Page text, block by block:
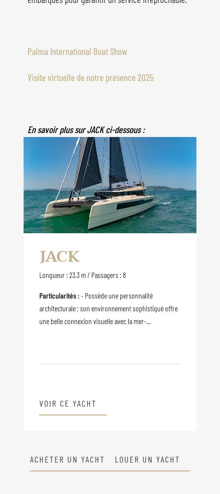
Palma International Boat Show
Visite virtuelle de notre présence 2025
En savoir plus sur JACK ci-dessous :
JACK
Longueur : 23.3 m / Passagers : 8
Particularités : - Possède une personnalité
architecturale ; son environnement sophistiqué offre
une belle connexion visuelle avec la mer-...
VOIR CE YACHT
ACHETER UN YACHT LOUER UN YACHT